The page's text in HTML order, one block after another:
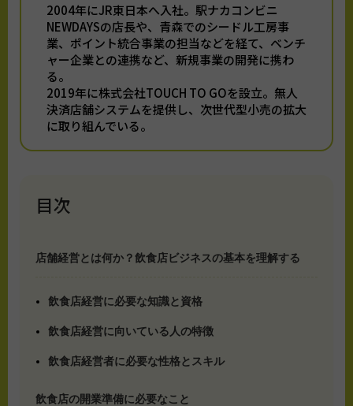
2004年にJR東日本へ入社。駅ナカコンビニ
NEWDAYSの店長や、青森でのシードル工房事
業、ポイント統合事業の担当などを経て、ベンチ
ャー企業との連携など、新規事業の開発に携わ
る。
2019年に株式会社TOUCH TO GOを設立。無人
決済店舗システムを提供し、次世代型小売の拡大
に取り組んでいる。
目次
店舗経営とは何か？飲食店ビジネスの基本を理解する
飲食店経営に必要な知識と資格
飲食店経営に向いている人の特徴
飲食店経営者に必要な性格とスキル
飲食店の開業準備に必要なこと